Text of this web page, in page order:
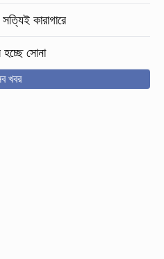
সত্যিই কারাগারে
হচ্ছে সোনা
খবর